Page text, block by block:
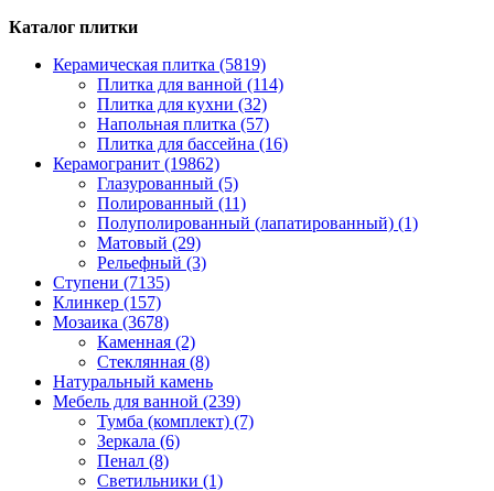
Каталог плитки
Керамическая плитка (5819)
Плитка для ванной (114)
Плитка для кухни (32)
Напольная плитка (57)
Плитка для бассейна (16)
Керамогранит (19862)
Глазурованный (5)
Полированный (11)
Полуполированный (лапатированный) (1)
Матовый (29)
Рельефный (3)
Ступени (7135)
Клинкер (157)
Мозаика (3678)
Каменная (2)
Стеклянная (8)
Натуральный камень
Мебель для ванной (239)
Тумба (комплект) (7)
Зеркала (6)
Пенал (8)
Светильники (1)